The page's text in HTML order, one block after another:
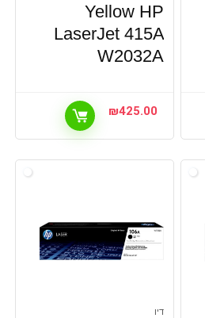
Yellow HP
LaserJet 415A
W2032A
₪425.00
דיו